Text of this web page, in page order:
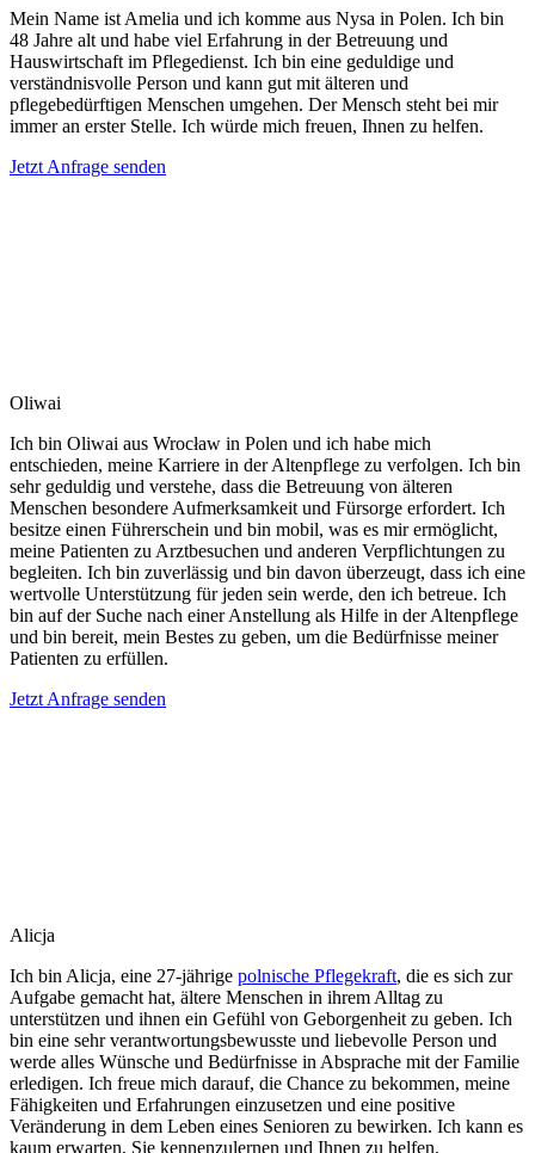
Mein Name ist Amelia und ich komme aus Nysa in Polen. Ich bin
48 Jahre alt und habe viel Erfahrung in der Betreuung und
Hauswirtschaft im Pflegedienst. Ich bin eine geduldige und
verständnisvolle Person und kann gut mit älteren und
pflegebedürftigen Menschen umgehen. Der Mensch steht bei mir
immer an erster Stelle. Ich würde mich freuen, Ihnen zu helfen.
Jetzt Anfrage senden
Oliwai
Ich bin Oliwai aus Wrocław in Polen und ich habe mich
entschieden, meine Karriere in der Altenpflege zu verfolgen. Ich bin
sehr geduldig und verstehe, dass die Betreuung von älteren
Menschen besondere Aufmerksamkeit und Fürsorge erfordert. Ich
besitze einen Führerschein und bin mobil, was es mir ermöglicht,
meine Patienten zu Arztbesuchen und anderen Verpflichtungen zu
begleiten. Ich bin zuverlässig und bin davon überzeugt, dass ich eine
wertvolle Unterstützung für jeden sein werde, den ich betreue. Ich
bin auf der Suche nach einer Anstellung als Hilfe in der Altenpflege
und bin bereit, mein Bestes zu geben, um die Bedürfnisse meiner
Patienten zu erfüllen.
Jetzt Anfrage senden
Alicja
Ich bin Alicja, eine 27-jährige polnische Pflegekraft, die es sich zur
Aufgabe gemacht hat, ältere Menschen in ihrem Alltag zu
unterstützen und ihnen ein Gefühl von Geborgenheit zu geben. Ich
bin eine sehr verantwortungsbewusste und liebevolle Person und
werde alles Wünsche und Bedürfnisse in Absprache mit der Familie
erledigen. Ich freue mich darauf, die Chance zu bekommen, meine
Fähigkeiten und Erfahrungen einzusetzen und eine positive
Veränderung in dem Leben eines Senioren zu bewirken. Ich kann es
kaum erwarten, Sie kennenzulernen und Ihnen zu helfen.